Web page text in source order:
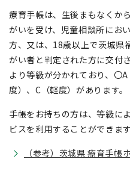
療育手帳は、生後まもなくか
がいを受け、児童相談所にお
方、又は、18歳以上で茨城県
がい者と判定された方に交付
より等級が分かれており、〇
度）、C（軽度）があります。
手帳をお持ちの方は、等級に
ビスを利用することができます
（参考）茨城県 療育手帳